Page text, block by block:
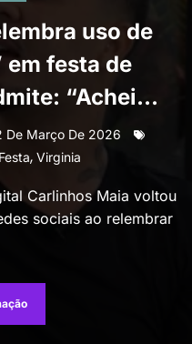
uso de
em festa de
“Achei
Rancho”
De Março De 2026
Festa, Virginia
Carlinhos Maia voltou
sociais ao relembrar